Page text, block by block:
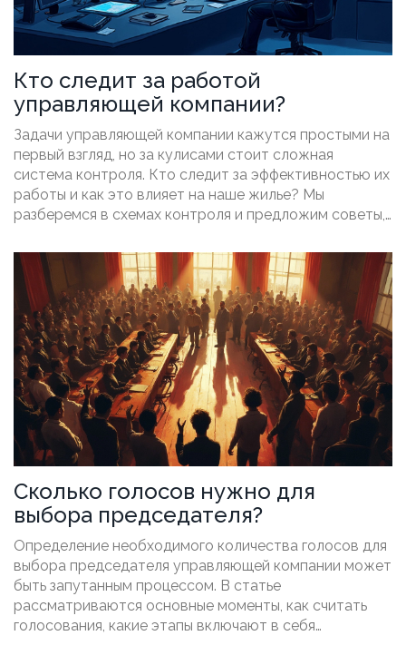
Кто следит за работой
управляющей компании?
Задачи управляющей компании кажутся простыми на
первый взгляд, но за кулисами стоит сложная
система контроля. Кто следит за эффективностью их
работы и как это влияет на наше жилье? Мы
разберемся в схемах контроля и предложим советы,
управляющим. Узнаете о способах проверки их
активности и сами станете более осведомленными
жильцами.
Сколько голосов нужно для
выбора председателя?
Определение необходимого количества голосов для
выбора председателя управляющей компании может
быть запутанным процессом. В статье
рассматриваются основные моменты, как считать
голосования, какие этапы включают в себя